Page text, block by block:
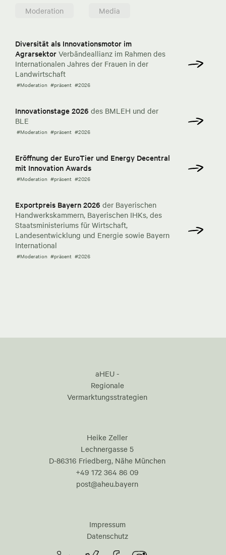
Moderation
Media
Diversität als Innovationsmotor im
Agrarsektor Verbändeallianz im Rahmen des
Internationalen Jahres der Frauen in der
Landwirtschaft
#Moderation #präsent #2026
Innovationstage 2026 des BMLEH und der
BLE
#Moderation #präsent #2026
Eröffnung der EuroTier und Energy Decentral
mit Innovation Awards
#Moderation #präsent #2026
Exportpreis Bayern 2026 der Bayerischen
Handwerkskammern, Bayerischen IHKs, des
Staatsministeriums für Wirtschaft,
Landesentwicklung und Energie sowie Bayern
International
#Moderation #präsent #2026
aHEU -
Regionale
Vermarktungsstrategien
Heike Zeller
Lechnergasse 5
D-86316 Friedberg, Nähe München
+49 172 364 86 09
post@aheu.bayern
Impressum
Datenschutz